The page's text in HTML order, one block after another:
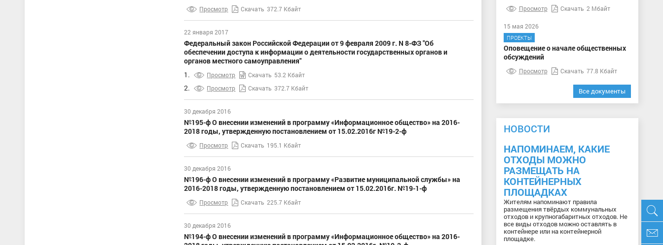
Просмотр Скачать 372.7 Кбайт
22 января 2017
Федеральный закон Российской Федерации от 9 февраля 2009 г. N 8-ФЗ "Об
обеспечении доступа к информации о деятельности государственных органов и
органов местного самоуправления"
1.
Просмотр Скачать 53.2 Кбайт
2. Просмотр Скачать 372.7 Кбайт
30 декабря 2016
№195-ф О внесении изменений в программу «Информационное общество» на 2016-
2018 годы, утвержденную постановлением от 15.02.2016г №19-2-ф
Просмотр Скачать 195.1 Кбайт
30 декабря 2016
№196-ф О внесении изменений в программу «Развитие муниципальной службы» на
2016-2018 годы, утвержденную постановлением от 15.02.2016г. №19-1-ф
Просмотр Скачать 225.7 Кбайт
30 декабря 2016
№194-ф О внесении изменений в программу «Информационное общество» на 2016-
Просмотр Скачать 2 Мбайт
15 мая 2026
ПРОЕКТЫ
Оповещение о начале общественных
обсуждений
Просмотр Скачать 77.8 Кбайт
Все документы
НОВОСТИ
НАПОМИНАЕМ, КАКИЕ
ОТХОДЫ МОЖНО
РАЗМЕЩАТЬ НА
КОНТЕЙНЕРНЫХ
ПЛОЩАДКАХ
Жителям напоминают правила
размещения твёрдых коммунальных
отходов и крупногабаритных отходов. Не
все виды отходов можно оставлять в
контейнере или на контейнерной
площадке.